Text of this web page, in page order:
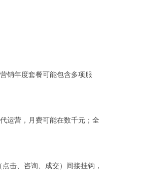
销年度套餐可能包含多项服
运营，月费可能在数千元；全
击、咨询、成交）间接挂钩，